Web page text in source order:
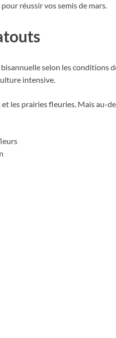
réussir vos semis de mars.
selon les conditions
intensive.
les prairies fleuries. Mais au-